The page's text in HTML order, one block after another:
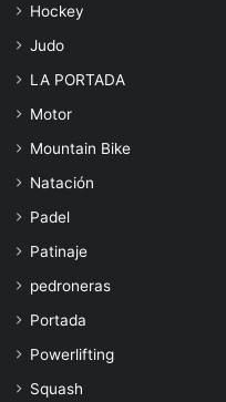
Hockey
Judo
LA PORTADA
Motor
Mountain Bike
Natación
Padel
Patinaje
pedroneras
Portada
Powerlifting
Squash